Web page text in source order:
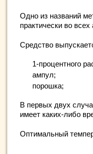
Одно из названий
практически во
Средство
1-процентного
ампул;
порошка;
В первых двух
имеет каких-либо
Оптимальный